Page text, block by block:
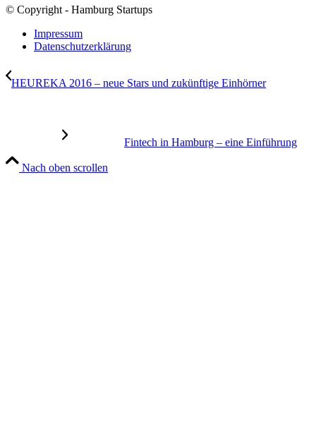
© Copyright - Hamburg Startups
Impressum
Datenschutzerklärung
HEUREKA 2016 – neue Stars und zukünftige Einhörner
Fintech in Hamburg – eine Einführung
Nach oben scrollen